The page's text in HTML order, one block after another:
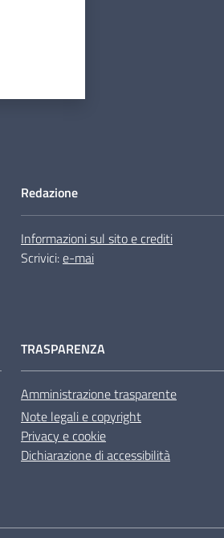
Redazione
Informazioni sul sito e crediti
Scrivici:e-mai
TRASPARENZA
Amministrazione trasparente
Note legali e copyright
Privacy e cookie
Dichiarazione di accessibilità